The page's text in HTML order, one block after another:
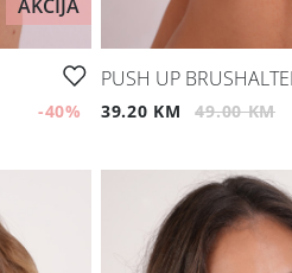
AKCIJA
-40%
PUSH UP
39.20 KM 49.00 KM